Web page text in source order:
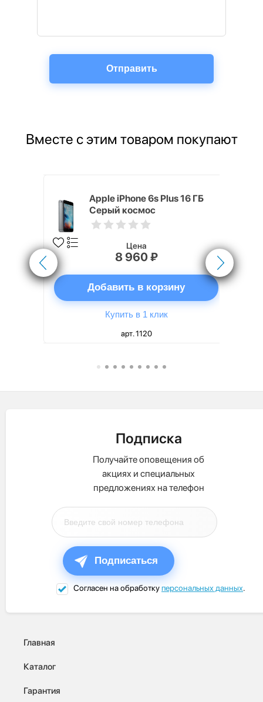
Вместе с этим товаром покупают
Apple iPhone 6s Plus 16 ГБ
Серый космос
Цена
8 960 ₽
Добавить в корзину
Купить в 1 клик
арт. 1120
Подписка
Получайте оповещения об
акциях и специальных
предложениях на телефон
Подписаться
Согласен на обработкуперсональных данных.
Главная
Каталог
Гарантия